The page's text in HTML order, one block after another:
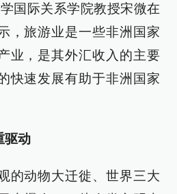
国际关系学院教授宋微在
，旅游业是一些非洲国家
业，是其外汇收入的主要
快速发展有助于非洲国家
驱动
的动物大迁徙、世界三大